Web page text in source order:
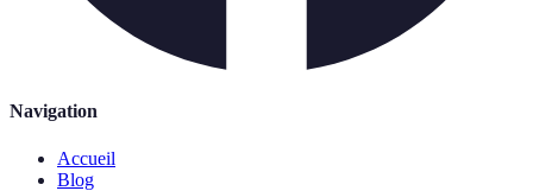
Navigation
Accueil
Blog